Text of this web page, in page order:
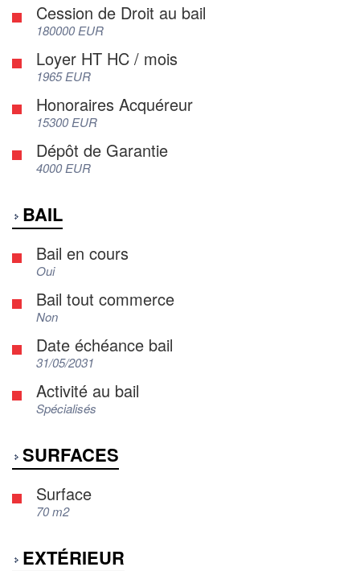
Cession de Droit au bail
180000 EUR
Loyer HT HC / mois
1965 EUR
Honoraires Acquéreur
15300 EUR
Dépôt de Garantie
4000 EUR
BAIL
Bail en cours
Oui
Bail tout commerce
Non
Date échéance bail
31/05/2031
Activité au bail
Spécialisés
SURFACES
Surface
70 m2
EXTÉRIEUR